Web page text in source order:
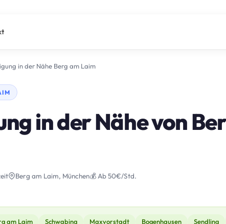
in der Nähe Berg am Laim
in der Nähe von
Berg am Laim, München💰 Ab 50€/Std.
am Laim Schwabing Maxvorstadt Bogenhausen Sendling